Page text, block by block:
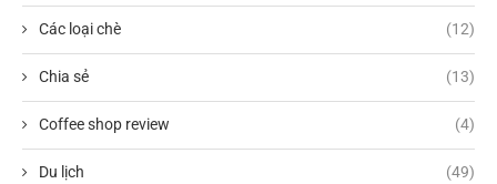
Các loại chè (12)
Chia sẻ (13)
Coffee shop review (4)
Du lịch (49)